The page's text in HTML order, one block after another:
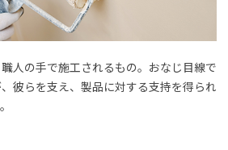
人の手で施工されるもの。おなじ目線で
彼らを支え、製品に対する支持を得られ